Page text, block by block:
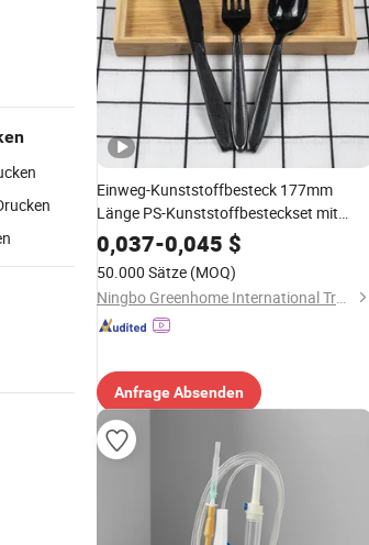
Einweg-Kunststoffbesteck 177mm
Länge PS-Kunststoffbesteckset mit
Papiertuch Schwarz individuell für
Restaurant
0,037-0,045 $
50.000 Sätze (MOQ)
Ningbo Greenhome International Trade Co., Ltd.
Anfrage Absenden